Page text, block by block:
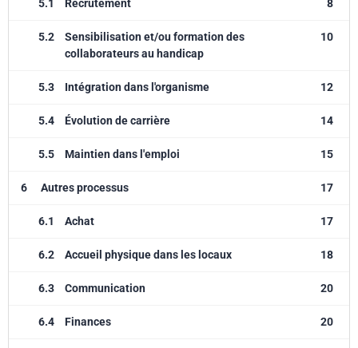
5.1 Recrutement 8
5.2
Sensibilisation et/ou formation des
collaborateurs au handicap
10
5.3 Intégration dans l'organisme 12
5.4 Évolution de carrière 14
5.5 Maintien dans l'emploi 15
6 Autres processus 17
6.1 Achat 17
6.2 Accueil physique dans les locaux 18
6.3 Communication 20
6.4 Finances 20